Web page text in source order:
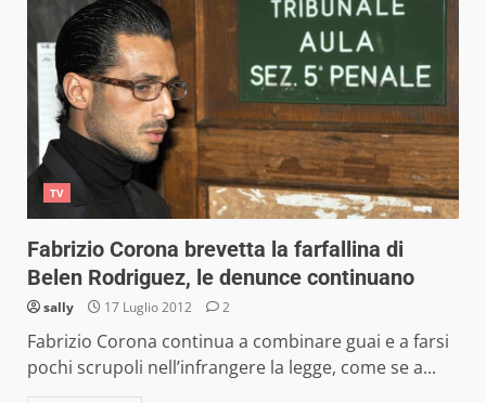
TV
Fabrizio Corona brevetta la farfallina di
Belen Rodriguez, le denunce continuano
sally 17 Luglio 2012 2
Fabrizio Corona continua a combinare guai e a farsi
pochi scrupoli nell’infrangere la legge, come se a...